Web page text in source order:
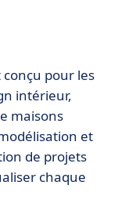
pour les
intérieur,
maisons
et
de projets
chaque